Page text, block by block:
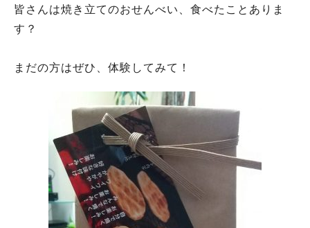
皆さんは焼き立てのおせんべい、食べたことありま
す？
まだの方はぜひ、体験してみて！